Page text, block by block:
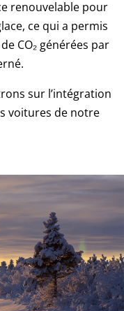
renouvelable pour
ce qui a permis
CO₂ générées par
sur l’intégration
voitures de notre